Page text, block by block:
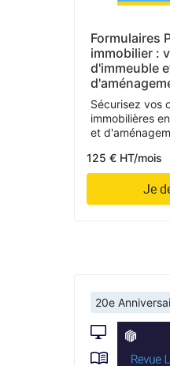
Formulaires
immobilier :
d'immeuble
Sécurisez vos
immobilières
et
125 € HT/mois
Je
20e